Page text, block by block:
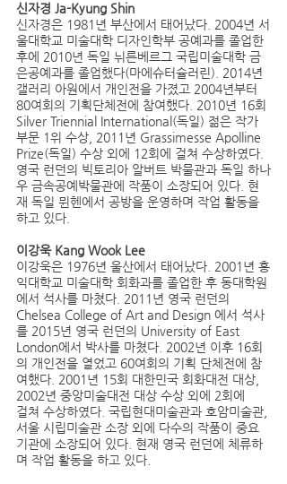
신자경 Ja-Kyung Shin
신자경은 1981년 부산에서 태어났다. 2004년 서
울대학교 미술대학 디자인학부 공예과를 졸업한
후에 2010년 독일 뉘른베르그 국립미술대학 금
은공예과를 졸업했다(마에슈터슐러린). 2014년
갤러리 아원에서 개인전을 가졌고 2004년부터
80여회의 기획단체전에 참여했다. 2010년 16회
Silver Triennial International(독일) 젊은 작가
부문 1위 수상, 2011년 Grassimesse Apolline
Prize(독일) 수상 외에 12회에 걸쳐 수상하였다.
영국 런던의 빅토리아 알버트 박물관과 독일 하나
우 금속공예박물관에 작품이 소장되어 있다. 현
재 독일 뮌헨에서 공방을 운영하며 작업 활동을
하고 있다.
이강욱 Kang Wook Lee
이강욱은 1976년 울산에서 태어났다. 2001년 홍
익대학교 미술대학 회화과를 졸업한 후 동대학원
에서 석사를 마쳤다. 2011년 영국 런던의
Chelsea College of Art and Design 에서 석사
를 2015년 영국 런던의 University of East
London에서 박사를 마쳤다. 2002년 이후 16회
의 개인전을 열었고 60여회의 기획 단체전에 참
여했다. 2001년 15회 대한민국 회화대전 대상,
2002년 중앙미술대전 대상 수상 외에 2회에
걸쳐 수상하였다. 국립현대미술관과 호암미술관,
서울 시립미술관 소장 외에 다수의 작품이 중요
기관에 소장되어 있다. 현재 영국 런던에 체류하
며 작업 활동을 하고 있다.